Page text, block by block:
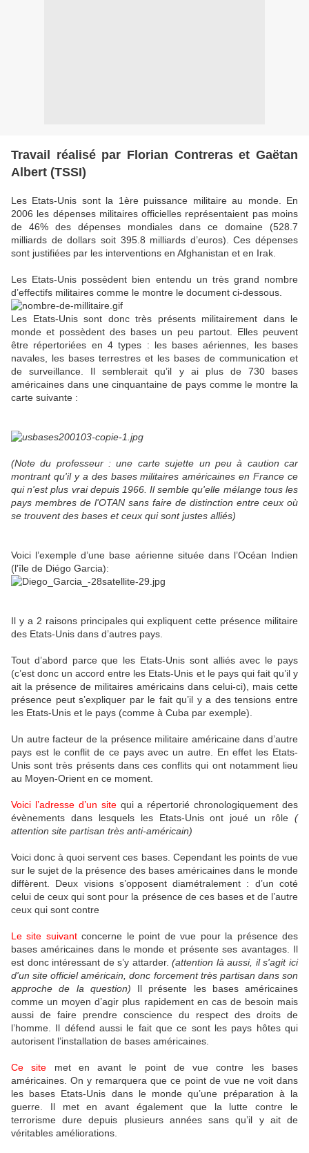
Travail réalisé par Florian Contreras et Gaëtan
Albert (TSSI)
Les Etats-Unis sont la 1ère puissance militaire au monde. En
2006 les dépenses militaires officielles représentaient pas moins
de 46% des dépenses mondiales dans ce domaine (528.7
milliards de dollars soit 395.8 milliards d’euros). Ces dépenses
sont justifiées par les interventions en Afghanistan et en Irak.
Les Etats-Unis possèdent bien entendu un très grand nombre
d’effectifs militaires comme le montre le document ci-dessous.
Les Etats-Unis sont donc très présents militairement dans le
monde et possèdent des bases un peu partout. Elles peuvent
être répertoriées en 4 types : les bases aériennes, les bases
navales, les bases terrestres et les bases de communication et
de surveillance. Il semblerait qu’il y ai plus de 730 bases
américaines dans une cinquantaine de pays comme le montre la
carte suivante :
(Note du professeur : une carte sujette un peu à caution car
montrant qu'il y a des bases militaires américaines en France ce
qui n'est plus vrai depuis 1966. Il semble qu'elle mélange tous les
pays membres de l'OTAN sans faire de distinction entre ceux où
se trouvent des bases et ceux qui sont justes alliés)
Voici l’exemple d’une base aérienne située dans l’Océan Indien
(l'île de Diégo Garcia):
Il y a 2 raisons principales qui expliquent cette présence militaire
des Etats-Unis dans d’autres pays.
Tout d’abord parce que les Etats-Unis sont alliés avec le pays
(c’est donc un accord entre les Etats-Unis et le pays qui fait qu’il y
ait la présence de militaires américains dans celui-ci), mais cette
présence peut s’expliquer par le fait qu’il y a des tensions entre
les Etats-Unis et le pays (comme à Cuba par exemple).
Un autre facteur de la présence militaire américaine dans d’autre
pays est le conflit de ce pays avec un autre. En effet les Etats-
Unis sont très présents dans ces conflits qui ont notamment lieu
au Moyen-Orient en ce moment.
Voici l’adresse d’un sitequi a répertorié chronologiquement des
évènements dans lesquels les Etats-Unis ont joué un rôle (
attention site partisan très anti-américain)
Voici donc à quoi servent ces bases. Cependant les points de vue
sur le sujet de la présence des bases américaines dans le monde
diffèrent. Deux visions s’opposent diamétralement : d’un coté
celui de ceux qui sont pour la présence de ces bases et de l’autre
ceux qui sont contre
Le site suivantconcerne le point de vue pour la présence des
bases américaines dans le monde et présente ses avantages. Il
est donc intéressant de s’y attarder.(attention là aussi, il s'agit ici
d'un site officiel américain, donc forcement très partisan dans son
approche de la question) Il présente les bases américaines
comme un moyen d’agir plus rapidement en cas de besoin mais
aussi de faire prendre conscience du respect des droits de
l’homme. Il défend aussi le fait que ce sont les pays hôtes qui
autorisent l’installation de bases américaines.
Ce site met en avant le point de vue contre les bases
américaines. On y remarquera que ce point de vue ne voit dans
les bases Etats-Unis dans le monde qu’une préparation à la
guerre. Il met en avant également que la lutte contre le
terrorisme dure depuis plusieurs années sans qu’il y ait de
véritables améliorations.